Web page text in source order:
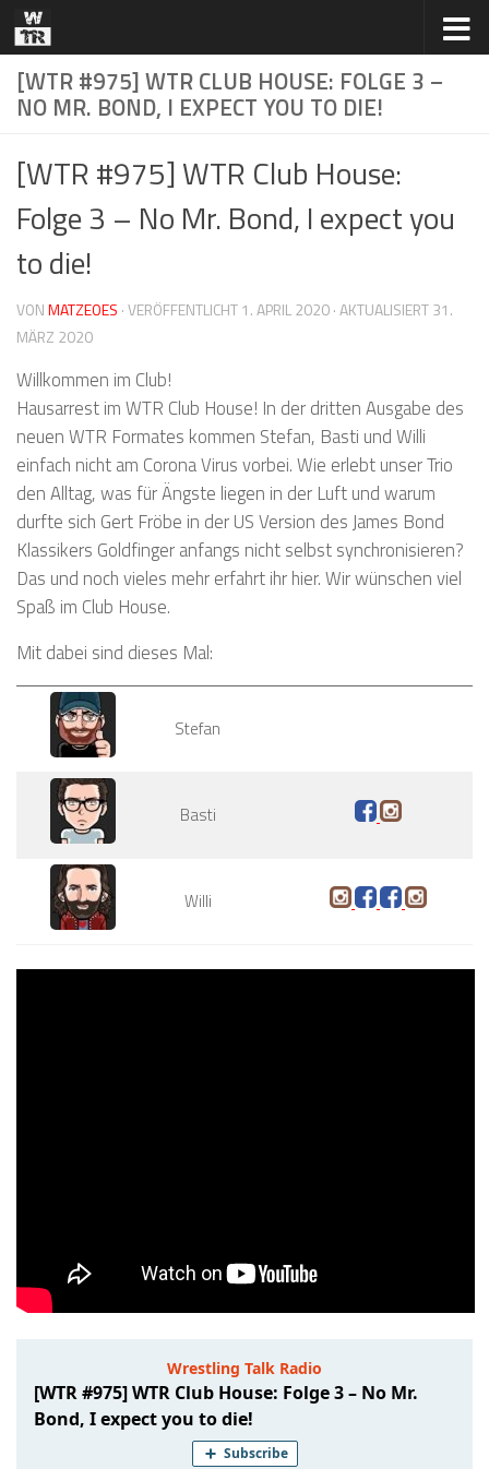
Zum Inhalt springen
[WTR #975] WTR CLUB HOUSE: FOLGE 3 –
NO MR. BOND, I EXPECT YOU TO DIE!
[WTR #975] WTR Club House:
Folge 3 – No Mr. Bond, I expect you
to die!
VONMATZEOES · VERÖFFENTLICHT1. APRIL 2020· AKTUALISIERT31.
MÄRZ 2020
Willkommen im Club!
Hausarrest im WTR Club House! In der dritten Ausgabe des
neuen WTR Formates kommen Stefan, Basti und Willi
einfach nicht am Corona Virus vorbei. Wie erlebt unser Trio
den Alltag, was für Ängste liegen in der Luft und warum
durfte sich Gert Fröbe in der US Version des James Bond
Klassikers Goldfinger anfangs nicht selbst synchronisieren?
Das und noch vieles mehr erfahrt ihr hier. Wir wünschen viel
Spaß im Club House.
Mit dabei sind dieses Mal:
Stefan
Basti
Willi